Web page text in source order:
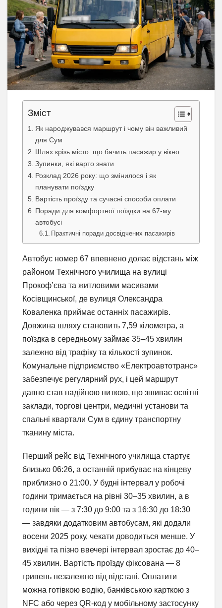
Зміст
Як народжувався маршрут і чому він важливий
для Сум
Шлях крізь місто: що бачить пасажир у вікно
Зупинки, які варто знати
Розклад 2026 року: що змінилося і як
планувати поїздку
Вартість проїзду та сучасні способи оплати
Поради для комфортної поїздки на 67-му
автобусі
Практичні поради досвідчених пасажирів
Автобус номер 67 впевнено долає відстань між
районом Технічного училища на вулиці
Прокоф’єва та житловими масивами
Косівщинської, де вулиця Олександра
Коваленка приймає останніх пасажирів.
Довжина шляху становить 7,59 кілометра, а
поїздка в середньому займає 35–45 хвилин
залежно від трафіку та кількості зупинок.
Комунальне підприємство «Електроавтотранс»
забезпечує регулярний рух, і цей маршрут
давно став надійною ниткою, що зшиває освітні
заклади, торгові центри, медичні установи та
спальні квартали Сум в єдину транспортну
тканину міста.
Перший рейс від Технічного училища стартує
близько 06:26, а останній прибуває на кінцеву
приблизно о 21:00. У будні інтервал у робочі
години тримається на рівні 30–35 хвилин, а в
години пік — з 7:30 до 9:00 та з 16:30 до 18:30
— завдяки додатковим автобусам, які додали
восени 2025 року, чекати доводиться менше. У
вихідні та пізно ввечері інтервал зростає до 40–
45 хвилин. Вартість проїзду фіксована — 8
гривень незалежно від відстані. Оплатити
можна готівкою водію, банківською карткою з
NFC або через QR-код у мобільному застосунку